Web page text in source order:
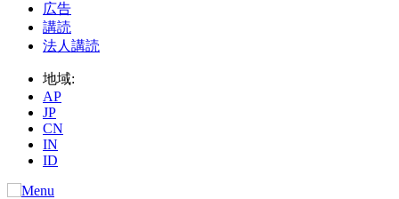
広告
講読
法人講読
地域:
AP
JP
CN
IN
ID